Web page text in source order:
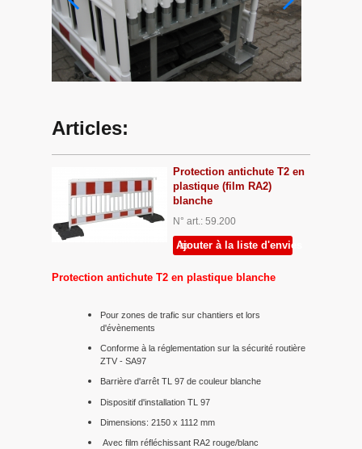
Articles:
Protection antichute T2 en
plastique (film RA2)
blanche
N° art.: 59.200
Ajouter à la liste d'envies
Protection antichute T2 en plastique blanche
Pour zones de trafic sur chantiers et lors
d'évènements
Conforme à la réglementation sur la sécurité routière
ZTV - SA97
Barrière d'arrêt TL 97 de couleur blanche
Dispositif d'installation TL 97
Dimensions: 2150 x 1112 mm
Avec film réfléchissant RA2 rouge/blanc